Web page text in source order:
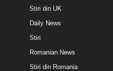
Stiri din UK
Daily News
Stiri
Romanian News
Stiri din Romania